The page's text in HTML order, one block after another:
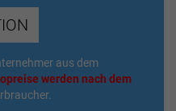
aus dem
werden nach dem